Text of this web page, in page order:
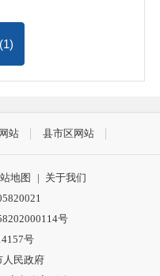
1)
站 县市区网站
地图 | 关于我们
号
号
人民政府